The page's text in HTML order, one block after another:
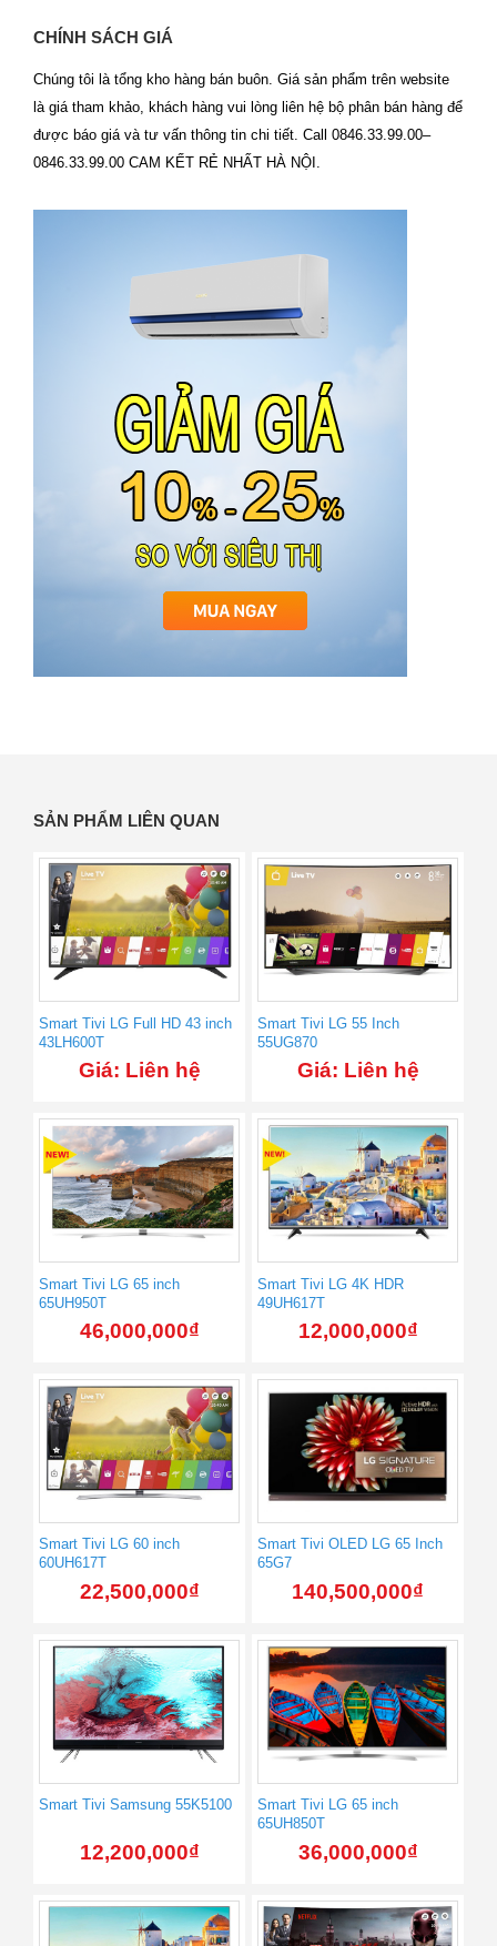
CHÍNH SÁCH GIÁ
Chúng tôi là tổng kho hàng bán buôn. Giá sản phẩm trên website
là giá tham khảo, khách hàng vui lòng liên hệ bộ phân bán hàng để
được báo giá và tư vấn thông tin chi tiết. Call 0846.33.99.00–
0846.33.99.00 CAM KẾT RẺ NHẤT HÀ NỘI.
SẢN PHẨM LIÊN QUAN
Smart Tivi LG Full HD 43 inch
43LH600T
Giá: Liên hệ
Smart Tivi LG 55 Inch
55UG870
Giá: Liên hệ
Smart Tivi LG 65 inch
65UH950T
46,000,000₫
Smart Tivi LG 4K HDR
49UH617T
12,000,000₫
Smart Tivi LG 60 inch
60UH617T
22,500,000₫
Smart Tivi OLED LG 65 Inch
65G7
140,500,000₫
Smart Tivi Samsung 55K5100
12,200,000₫
Smart Tivi LG 65 inch
65UH850T
36,000,000₫